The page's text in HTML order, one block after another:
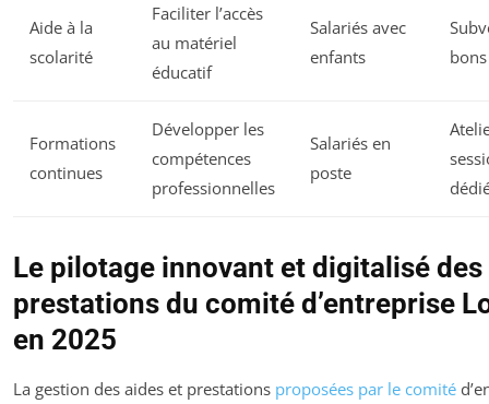
Aide à la
scolarité
Faciliter l’accès
au matériel
éducatif
Salariés avec
enfants
bons
Formations
continues
Développer les
compétences
professionnelles
Salariés en
poste
Le pilotage innovant et digitalisé des
prestations du comité d’entreprise
en 2025
La gestion des aides et prestations proposées par le comité